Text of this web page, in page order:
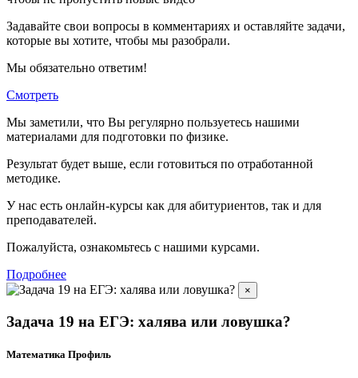
Задавайте свои вопросы в комментариях и оставляйте задачи,
которые вы хотите, чтобы мы разобрали.
Мы обязательно ответим!
Смотреть
Мы заметили, что Вы регулярно пользуетесь нашими
материалами для подготовки по физике.
Результат будет выше, если готовиться по отработанной
методике.
У нас есть онлайн-курсы как для абитуриентов, так и для
преподавателей.
Пожалуйста, ознакомьтесь с нашими курсами.
Подробнее
×
Задача 19 на ЕГЭ: халява или ловушка?
Математика Профиль